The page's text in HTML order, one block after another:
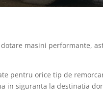
masini performante,
pentru orice tip de
in siguranta la destinatia